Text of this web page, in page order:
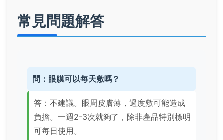
常見問題解答
問：眼膜可以每天敷嗎？
答：不建議。眼周皮膚薄，過度敷可能造成
負擔。一週2-3次就夠了，除非產品特別標明
可每日使用。